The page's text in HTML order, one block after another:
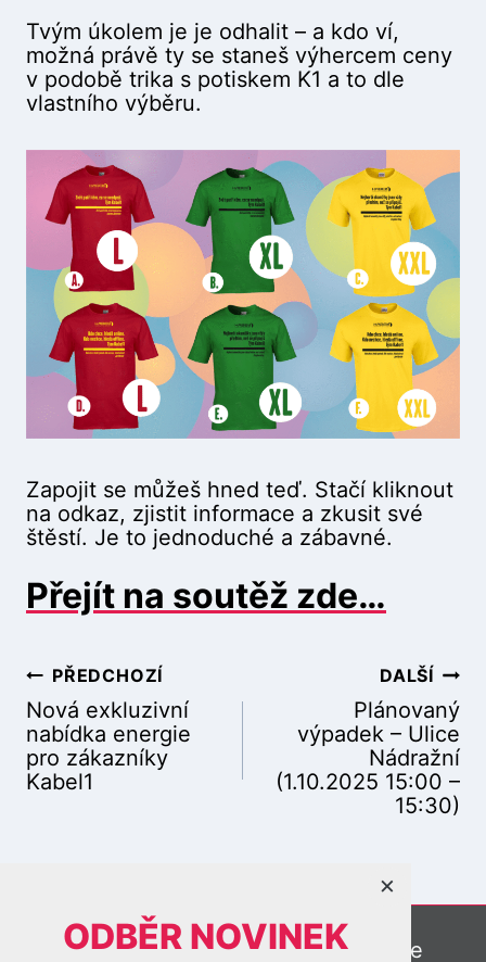
Tvým úkolem je je odhalit – a kdo ví,
možná právě ty se staneš výhercem ceny
v podobě trika s potiskem K1 a to dle
vlastního výběru.
Zapojit se můžeš hned teď. Stačí kliknout
na odkaz, zjistit informace a zkusit své
štěstí. Je to jednoduché a zábavné.
Přejít na soutěž zde…
N
a
PŘEDCHOZÍ
Nová exkluzivní
nabídka energie
pro zákazníky
Kabel1
DALŠÍ
Plánovaný
výpadek – Ulice
Nádražní
(1.10.2025 15:00 –
15:30)
Online kamery
Meteostanice
ODBĚR NOVINEK
×